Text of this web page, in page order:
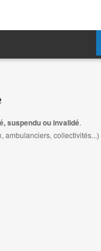
suspendu ou invalidé.
ambulanciers, collectivités...)